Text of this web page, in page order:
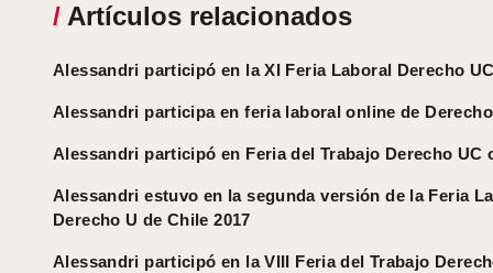
/ Artículos relacionados
Alessandri participó en la XI Feria Laboral Derecho
Alessandri participa en feria laboral online de
Alessandri participó en Feria del Trabajo Derecho UC
Alessandri estuvo en la segunda versión de la Feria
Derecho U de Chile 2017
Alessandri participó en la VIII Feria del Trabajo